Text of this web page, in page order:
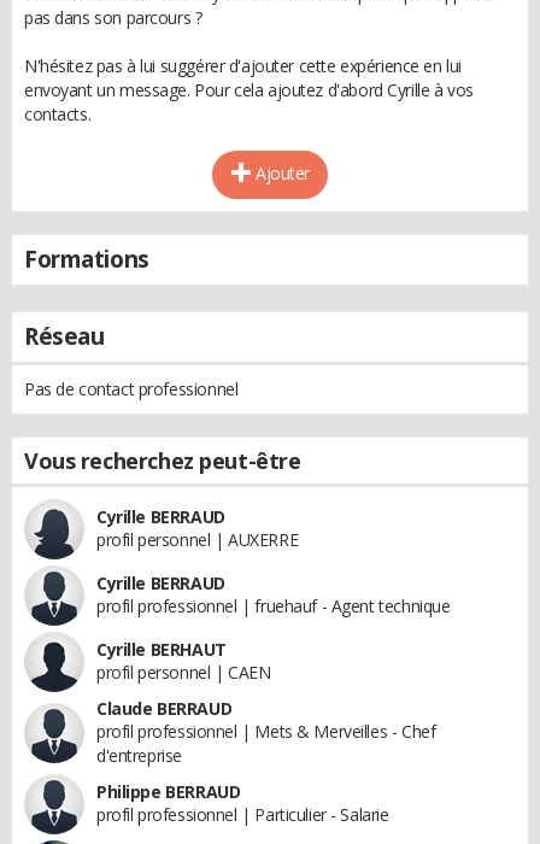
pas dans son parcours ?
N'hésitez pas à lui suggérer d'ajouter cette expérience en lui
envoyant un message. Pour cela ajoutez d'abord Cyrille à vos
contacts.
Ajouter
Formations
Réseau
Pas de contact professionnel
Vous recherchez peut-être
Cyrille BERRAUD
profil personnel | AUXERRE
Cyrille BERRAUD
profil professionnel | fruehauf - Agent technique
Cyrille BERHAUT
profil personnel | CAEN
Claude BERRAUD
profil professionnel | Mets & Merveilles - Chef
d'entreprise
Philippe BERRAUD
profil professionnel | Particulier - Salarie